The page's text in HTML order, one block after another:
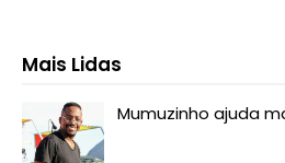
Mais Lidas
Mumuzinho ajuda